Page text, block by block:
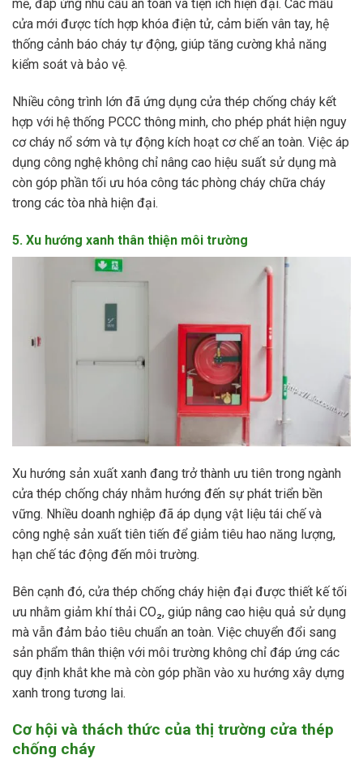
mẽ, đáp ứng nhu cầu an toàn và tiện ích hiện đại. Các mẫu
cửa mới được tích hợp khóa điện tử, cảm biến vân tay, hệ
thống cảnh báo cháy tự động, giúp tăng cường khả năng
kiểm soát và bảo vệ.
Nhiều công trình lớn đã ứng dụng cửa thép chống cháy kết
hợp với hệ thống PCCC thông minh, cho phép phát hiện nguy
cơ cháy nổ sớm và tự động kích hoạt cơ chế an toàn. Việc áp
dụng công nghệ không chỉ nâng cao hiệu suất sử dụng mà
còn góp phần tối ưu hóa công tác phòng cháy chữa cháy
trong các tòa nhà hiện đại.
5. Xu hướng xanh thân thiện môi trường
Xu hướng sản xuất xanh đang trở thành ưu tiên trong ngành
cửa thép chống cháy nhằm hướng đến sự phát triển bền
vững. Nhiều doanh nghiệp đã áp dụng vật liệu tái chế và
công nghệ sản xuất tiên tiến để giảm tiêu hao năng lượng,
hạn chế tác động đến môi trường.
Bên cạnh đó, cửa thép chống cháy hiện đại được thiết kế tối
ưu nhằm giảm khí thải CO₂, giúp nâng cao hiệu quả sử dụng
mà vẫn đảm bảo tiêu chuẩn an toàn. Việc chuyển đổi sang
sản phẩm thân thiện với môi trường không chỉ đáp ứng các
quy định khắt khe mà còn góp phần vào xu hướng xây dựng
xanh trong tương lai.
Cơ hội và thách thức của thị trường cửa thép
chống cháy